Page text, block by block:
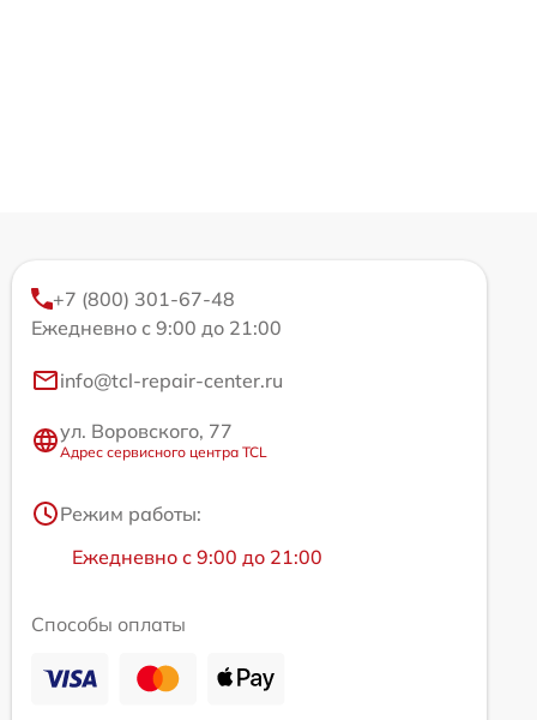
+7 (800) 301-67-48
Ежедневно с 9:00 до 21:00
info@tcl-repair-center.ru
ул. Воровского, 77
Адрес сервисного центра TCL
Режим работы:
Ежедневно с 9:00 до 21:00
Способы оплаты